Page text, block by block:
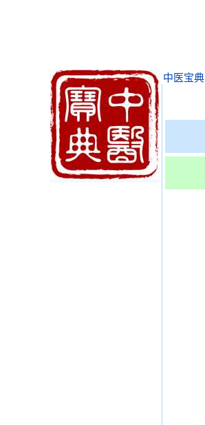
中医宝典